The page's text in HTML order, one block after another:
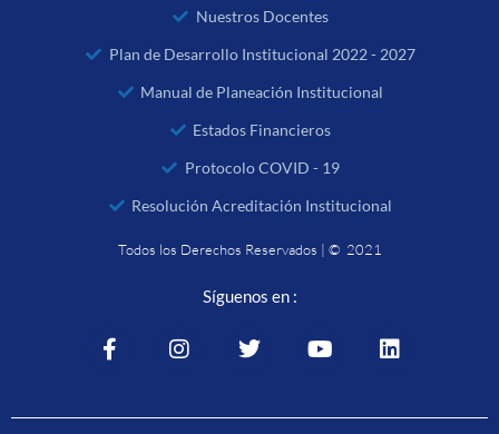
Nuestros Docentes
Plan de Desarrollo Institucional 2022 - 2027
Manual de Planeación Institucional
Estados Financieros
Protocolo COVID - 19
Resolución Acreditación Institucional
Todos los Derechos Reservados | © 2021
Síguenos en :